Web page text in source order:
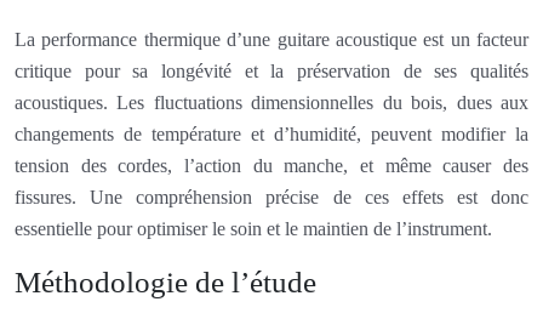
La performance thermique d’une guitare acoustique est un facteur
critique pour sa longévité et la préservation de ses qualités
acoustiques. Les fluctuations dimensionnelles du bois, dues aux
changements de température et d’humidité, peuvent modifier la
tension des cordes, l’action du manche, et même causer des
fissures. Une compréhension précise de ces effets est donc
essentielle pour optimiser le soin et le maintien de l’instrument.
Méthodologie de l’étude